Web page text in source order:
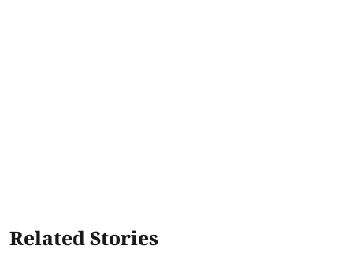
Related Stories